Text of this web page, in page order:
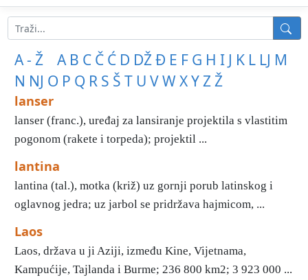
A - Ž A B C Č Ć D DŽĐ E F G H I J K L LJ M
N NJ O P Q R S Š T U VWXYZŽ
lanser
lanser (franc.), uređaj za lansiranje projektila s vlastitim
pogonom (rakete i torpeda); projektil ...
lantina
lantina (tal.), motka (križ) uz gornji porub latinskog i
oglavnog jedra; uz jarbol se pridržava hajmicom, ...
Laos
Laos, država u ji Aziji, između Kine, Vijetnama,
Kampućije, Tajlanda i Burme; 236 800 km2; 3 923 000 ...